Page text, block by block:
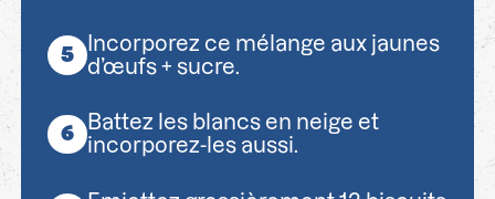
Incorporez ce mélange aux jaunes
d’œufs + sucre.
Battez les blancs en neige et
incorporez-les aussi.